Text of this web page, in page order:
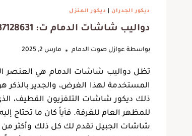
ديكور الجدران ديكور المنزل
دواليب شاشات الدمام ت: 0537128631 رفوف شاشات الخبر
بواسطة عوازل صوت الدمام مارس 2, 2025
تظل دواليب شاشات الدمام هي العنصر
المستخدمة لهذا الغرض، والجدير بالذكر
ذلك ديكور شاشات التلفزيون القطيف،
للمظهر العام للغرفة. فأياً كان ما تحتاج
شاشات الجبيل تقدم لك كل ذلك وأكثر من
كانت رائعة أيضا ملتزمين في
الوقت. كما اتمنى لهم التوفيق
أم خالد
الإحساء، الهفوف